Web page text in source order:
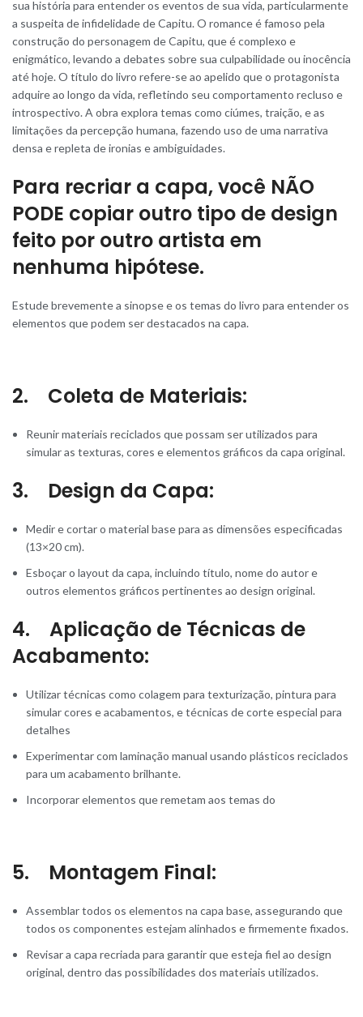
sua história para entender os eventos de sua vida, particularmente
a suspeita de infidelidade de Capitu. O romance é famoso pela
construção do personagem de Capitu, que é complexo e
enigmático, levando a debates sobre sua culpabilidade ou inocência
até hoje. O título do livro refere-se ao apelido que o protagonista
adquire ao longo da vida, refletindo seu comportamento recluso e
introspectivo. A obra explora temas como ciúmes, traição, e as
limitações da percepção humana, fazendo uso de uma narrativa
densa e repleta de ironias e ambiguidades.
Para recriar a capa, você NÃO
PODE copiar outro tipo de design
feito por outro artista em
nenhuma hipótese.
Estude brevemente a sinopse e os temas do livro para entender os
elementos que podem ser destacados na capa.
2. Coleta de Materiais:
Reunir materiais reciclados que possam ser utilizados para
simular as texturas, cores e elementos gráficos da capa original.
3. Design da Capa:
Medir e cortar o material base para as dimensões especificadas
(13×20 cm).
Esboçar o layout da capa, incluindo título, nome do autor e
outros elementos gráficos pertinentes ao design original.
4. Aplicação de Técnicas de
Acabamento:
Utilizar técnicas como colagem para texturização, pintura para
simular cores e acabamentos, e técnicas de corte especial para
detalhes
Experimentar com laminação manual usando plásticos reciclados
para um acabamento brilhante.
Incorporar elementos que remetam aos temas do
5. Montagem Final:
Assemblar todos os elementos na capa base, assegurando que
todos os componentes estejam alinhados e firmemente fixados.
Revisar a capa recriada para garantir que esteja fiel ao design
original, dentro das possibilidades dos materiais utilizados.